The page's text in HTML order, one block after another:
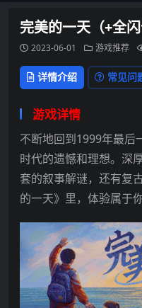
完美的一天（+全闪
2023-06-01 游戏推荐
详情介绍 常见问
游戏详情
不断地回到1999年最后
时代的遗憾和理想。深
套的叙事解谜，还有复
的一天》里，体验属于